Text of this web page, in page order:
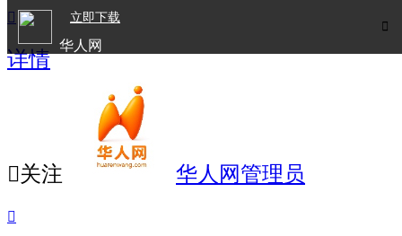

立即下载
华人网

详情
关注 华人网管理员
